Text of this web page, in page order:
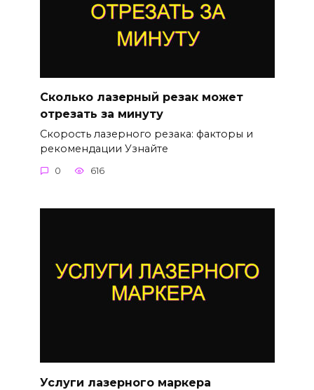
Сколько лазерный резак может
отрезать за минуту
Скорость лазерного резака: факторы и
рекомендации Узнайте
0 616
Услуги лазерного маркера